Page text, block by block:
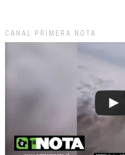
CANAL PRIMERA NOTA